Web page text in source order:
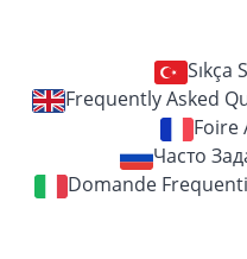
Sıkça
Frequently Asked
Foire
Часто
Domande Frequenti